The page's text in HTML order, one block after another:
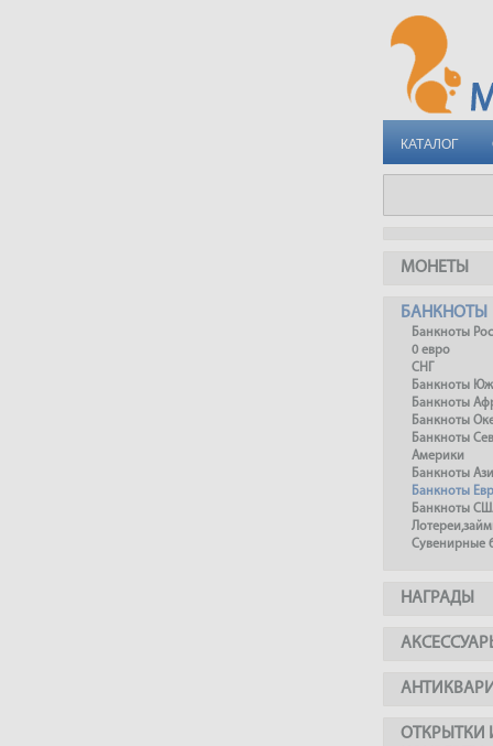
КАТАЛОГ
МОНЕТЫ
БАНКНОТЫ
Банкноты
0 евро
СНГ
Банкноты
Банкноты
Банкноты
Банкноты
Америки
Банкноты
Банкноты
Банкноты
Сувенирные
НАГРАДЫ
ОТКРЫТКИ